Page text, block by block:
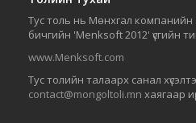
Тус толь нь Мөнхгал
бичгийн 'Menksoft 2012' үсгийн
www.Menksoft.com
Тус толийн талаарх санал
contact@mongoltoli.mn хаягаар